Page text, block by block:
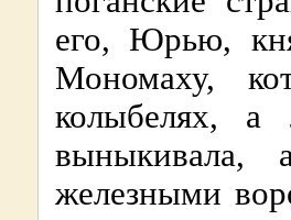
его, Юрью,
Мономаху,
колыбелях,
выныкивала,
железными